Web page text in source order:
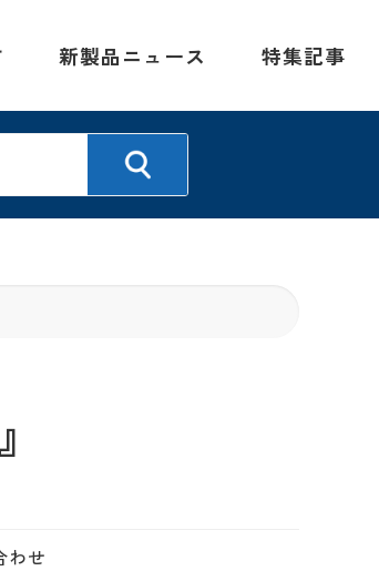
新製品ニュース 特集記事
わせ